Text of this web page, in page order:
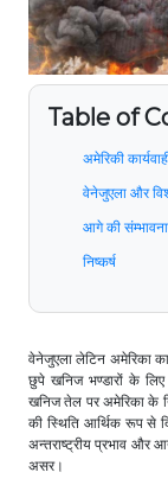
Table of
अमेरिकी
वेनेजुएला और
आगे की
निष्कर्ष
वेनेजुएला लेटिन अमेरिका
छुपे खनिज भण्डारों के
खनिज तेल पर अमेरिका के
की स्थिति आर्थिक रूप से
अन्तराष्ट्रीय प्रभाव और
असर।